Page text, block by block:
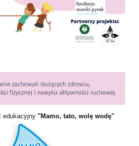
edukacyjny "Mamo, tato, wolę wodę"